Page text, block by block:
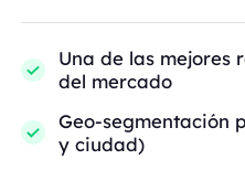
Una de las
del mercado
Geo-segmentación
y ciudad)